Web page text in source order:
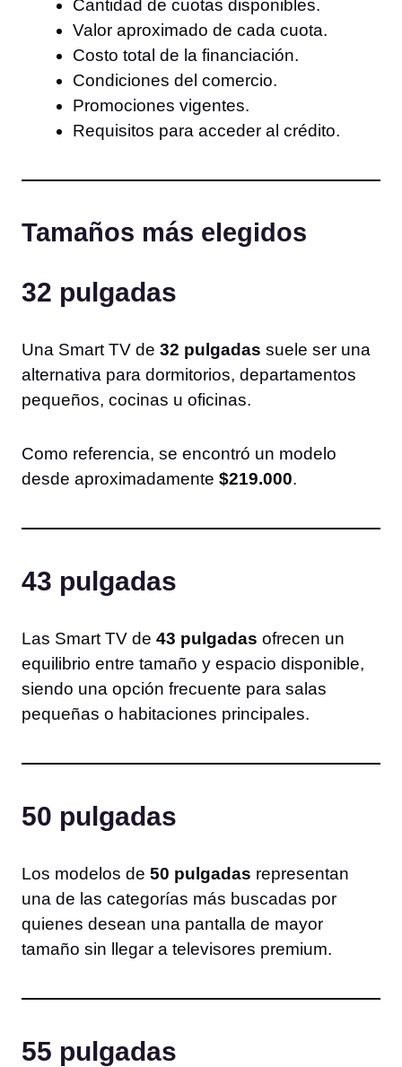
Cantidad de cuotas disponibles.
Valor aproximado de cada cuota.
Costo total de la financiación.
Condiciones del comercio.
Promociones vigentes.
Requisitos para acceder al crédito.
Tamaños más elegidos
32 pulgadas
Una Smart TV de 32 pulgadas suele ser una
alternativa para dormitorios, departamentos
pequeños, cocinas u oficinas.
Como referencia, se encontró un modelo
desde aproximadamente $219.000.
43 pulgadas
Las Smart TV de 43 pulgadas ofrecen un
equilibrio entre tamaño y espacio disponible,
siendo una opción frecuente para salas
pequeñas o habitaciones principales.
50 pulgadas
Los modelos de 50 pulgadas representan
una de las categorías más buscadas por
quienes desean una pantalla de mayor
tamaño sin llegar a televisores premium.
55 pulgadas